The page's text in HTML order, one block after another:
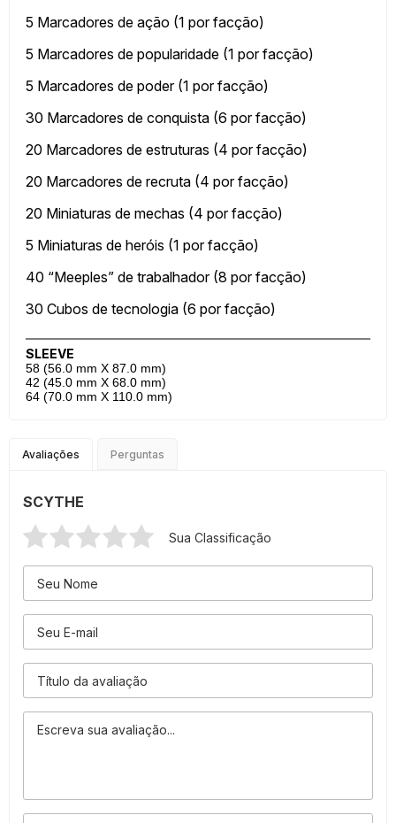
5 Marcadores de ação (1 por facção)
5 Marcadores de popularidade (1 por facção)
5 Marcadores de poder (1 por facção)
30 Marcadores de conquista (6 por facção)
20 Marcadores de estruturas (4 por facção)
20 Marcadores de recruta (4 por facção)
20 Miniaturas de mechas (4 por facção)
5 Miniaturas de heróis (1 por facção)
40 “Meeples” de trabalhador (8 por facção)
30 Cubos de tecnologia (6 por facção)
SLEEVE
58 (56.0 mm X 87.0 mm)
42 (45.0 mm X 68.0 mm)
64 (70.0 mm X 110.0 mm)
Avaliações Perguntas
SCYTHE
Sua Classificação